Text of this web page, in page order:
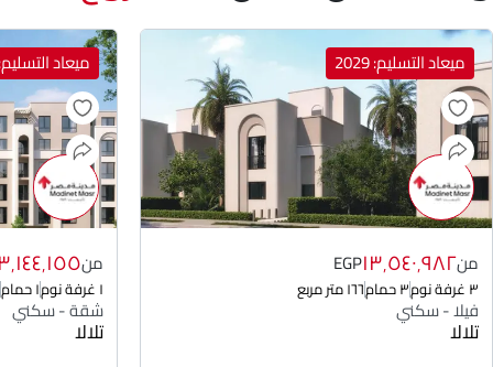
ميعاد التسليم: 2029
من١٣٬٥٤٠٬٩٨٢EGP
٣ غرفة نوم ٣ حمام ١٦٦ متر مربع
فيلا - سكني
تلالا
ميعاد التسليم: 2029
من٣٬١٤٤٬١٥٥
١ غرفة نوم ١ حمام
شقة - سكني
تلالا